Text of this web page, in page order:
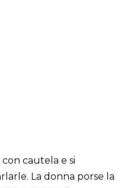
cautela e si
La donna porse la